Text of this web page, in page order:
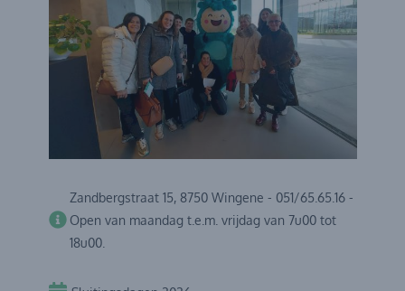
Zandbergstraat 15, 8750 Wingene - 051/65.65.16 -
Open van maandag t.e.m. vrijdag van 7u00 tot
18u00.